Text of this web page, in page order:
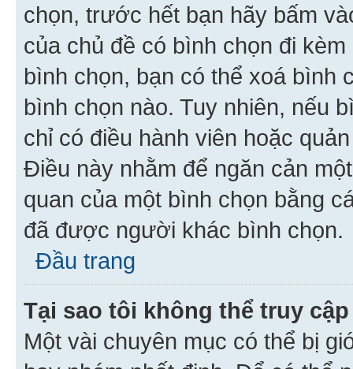
chọn, trước hết bạn hãy bấm
của chủ đề có bình chọn đi
bình chọn, bạn có thể xoá bình
bình chọn nào. Tuy nhiên, nếu
chỉ có điều hành viên hoặc
Điều này nhằm để ngăn cản
quan của một bình chọn bằng
đã được người khác bình chọn.
Đầu trang
Tại sao tôi không thể truy
Một vài chuyên mục có thể bị